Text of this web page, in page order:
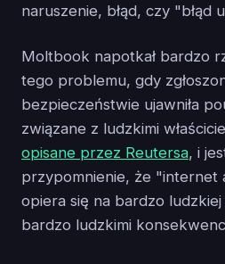
naruszenie, błąd, czy "błąd
Moltbook napotkał bardzo
tego problemu, gdy
bezpieczeństwie ujawniła
związane z ludzkimi
opisane przez Reutersa, i
przypomnienie, że "internet
opiera się na bardzo
bardzo ludzkimi